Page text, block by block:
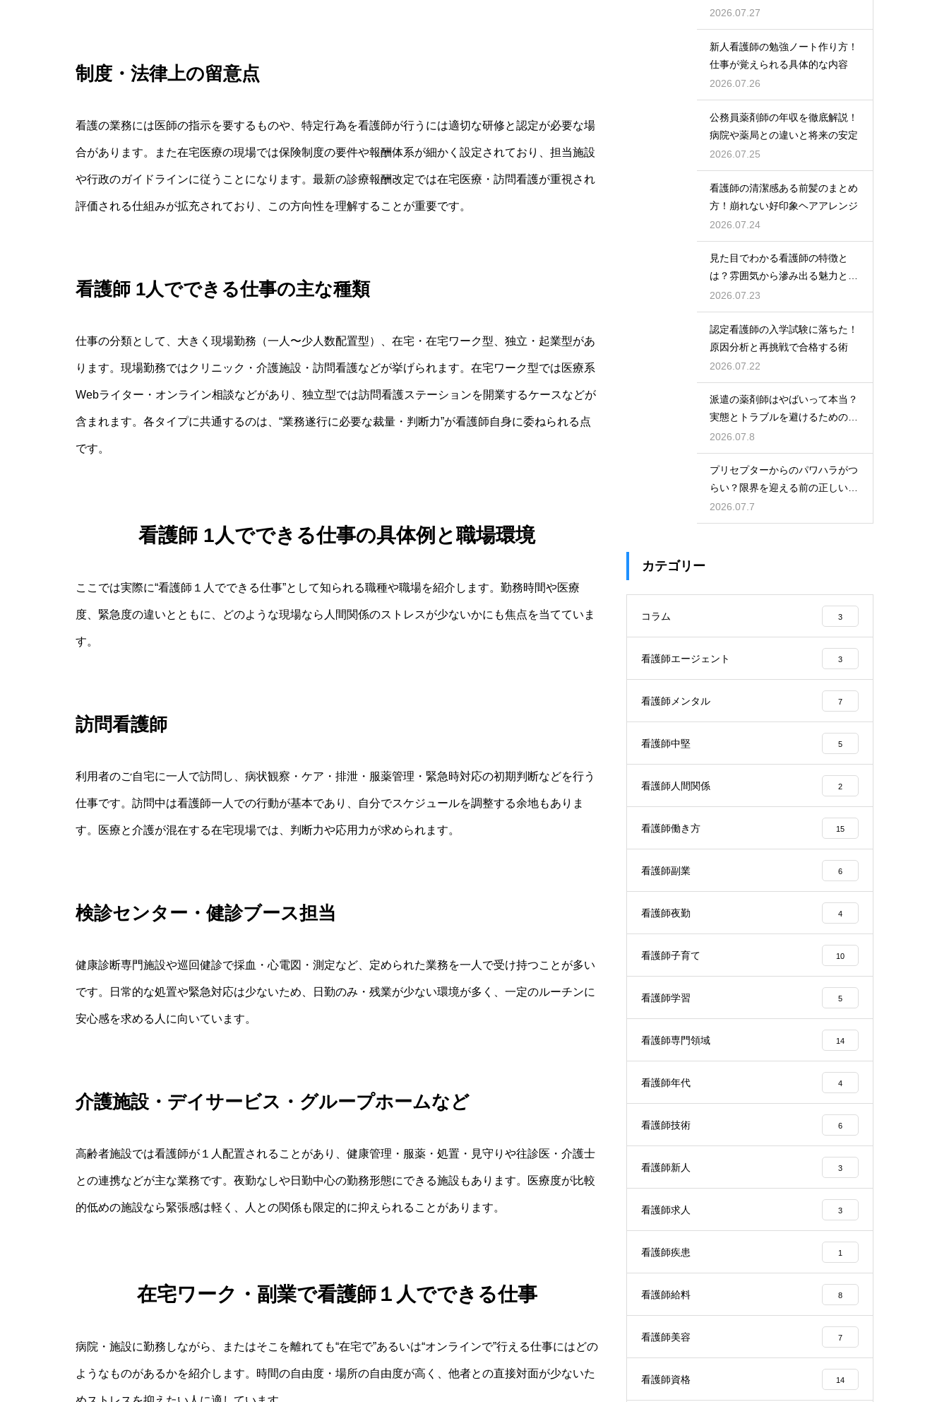
制度・法律上の留意点
看護の業務には医師の指示を要するものや、特定行為を看護師が行うには適切な研修と認定が必要な場
合があります。また在宅医療の現場では保険制度の要件や報酬体系が細かく設定されており、担当施設
や行政のガイドラインに従うことになります。最新の診療報酬改定では在宅医療・訪問看護が重視され
評価される仕組みが拡充されており、この方向性を理解することが重要です。
看護師 1人でできる仕事の主な種類
仕事の分類として、大きく現場勤務（一人〜少人数配置型）、在宅・在宅ワーク型、独立・起業型があ
ります。現場勤務ではクリニック・介護施設・訪問看護などが挙げられます。在宅ワーク型では医療系
Webライター・オンライン相談などがあり、独立型では訪問看護ステーションを開業するケースなどが
含まれます。各タイプに共通するのは、“業務遂行に必要な裁量・判断力”が看護師自身に委ねられる点
です。
看護師 1人でできる仕事の具体例と職場環境
ここでは実際に“看護師１人でできる仕事”として知られる職種や職場を紹介します。勤務時間や医療
度、緊急度の違いとともに、どのような現場なら人間関係のストレスが少ないかにも焦点を当てていま
す。
訪問看護師
利用者のご自宅に一人で訪問し、病状観察・ケア・排泄・服薬管理・緊急時対応の初期判断などを行う
仕事です。訪問中は看護師一人での行動が基本であり、自分でスケジュールを調整する余地もありま
す。医療と介護が混在する在宅現場では、判断力や応用力が求められます。
検診センター・健診ブース担当
健康診断専門施設や巡回健診で採血・心電図・測定など、定められた業務を一人で受け持つことが多い
です。日常的な処置や緊急対応は少ないため、日勤のみ・残業が少ない環境が多く、一定のルーチンに
安心感を求める人に向いています。
介護施設・デイサービス・グループホームなど
高齢者施設では看護師が１人配置されることがあり、健康管理・服薬・処置・見守りや往診医・介護士
との連携などが主な業務です。夜勤なしや日勤中心の勤務形態にできる施設もあります。医療度が比較
的低めの施設なら緊張感は軽く、人との関係も限定的に抑えられることがあります。
在宅ワーク・副業で看護師１人でできる仕事
病院・施設に勤務しながら、またはそこを離れても“在宅で”あるいは“オンラインで”行える仕事にはどの
ようなものがあるかを紹介します。時間の自由度・場所の自由度が高く、他者との直接対面が少ないた
2026.07.27
新人看護師の勉強ノート作り方！
仕事が覚えられる具体的な内容
2026.07.26
公務員薬剤師の年収を徹底解説！
病院や薬局との違いと将来の安定
2026.07.25
看護師の清潔感ある前髪のまとめ
方！崩れない好印象ヘアアレンジ
2026.07.24
見た目でわかる看護師の特徴と
は？雰囲気から滲み出る魅力と秘
密
2026.07.23
認定看護師の入学試験に落ちた！
原因分析と再挑戦で合格する術
2026.07.22
派遣の薬剤師はやばいって本当？
実態とトラブルを避けるための働
き方を解説
2026.07.8
プリセプターからのパワハラがつ
らい？限界を迎える前の正しい対
処法
2026.07.7
カテゴリー
コラム 3
看護師エージェント 3
看護師メンタル 7
看護師中堅 5
看護師人間関係 2
看護師働き方 15
看護師副業 6
看護師夜勤 4
看護師子育て 10
看護師学習 5
看護師専門領域 14
看護師年代 4
看護師技術 6
看護師新人 3
看護師求人 3
看護師疾患 1
看護師給料 8
看護師美容 7
看護師資格 14